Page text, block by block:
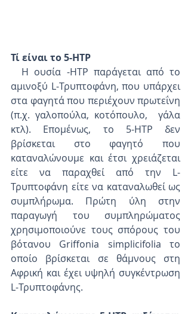
Τί είναι το 5-HTP
αμινοξύ L-Τρυπτοφάνη, που υπάρχει
στα φαγητά που περιέχουν πρωτεΐνη
(π.χ. γαλοπούλα, κοτόπουλο,  γάλα
κτλ). Επομένως, το 5-HTP δεν
βρίσκεται στο φαγητό που
καταναλώνουμε και έτσι χρειάζεται
είτε να παραχθεί από την L-
Τρυπτοφάνη είτε να καταναλωθεί ως
συμπλήρωμα. Πρώτη ύλη στην
παραγωγή του συμπληρώματος
χρησιμοποιούνε τους σπόρους του
βότανου Griffonia simplicifolia το
οποίο βρίσκεται σε θάμνους στη
Αφρική και έχει υψηλή συγκέντρωση
L-Τρυπτοφάνης.